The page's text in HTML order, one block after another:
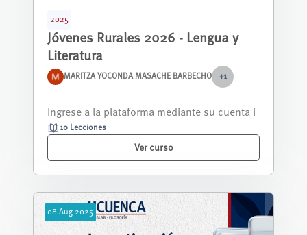
2025
Jóvenes Rurales 2026 - Lengua y
Literatura
MARITZA YOCONDA MASACHE BARBECHO +1
las competencias de lectura, escrit...
10 Lecciones
Ver curso
08 Aug 2025